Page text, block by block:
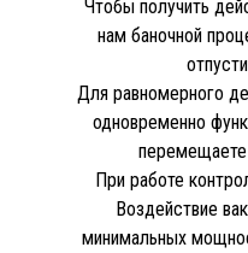
Чтобы получить
нам баночной
Для равномерного
одновременно
перемещаете
При работе
Воздействие
минимальных